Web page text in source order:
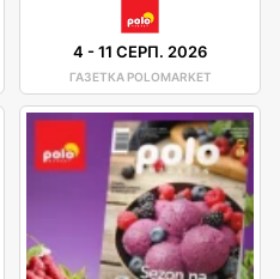
4 -11 СЕРП. 2026
ГАЗЕТКА POLOMARKET